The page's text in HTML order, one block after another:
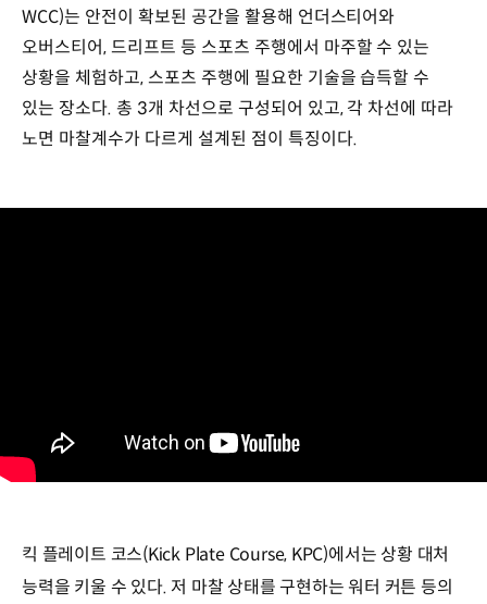
WCC)는 안전이 확보된 공간을 활용해 언더스티어와
오버스티어, 드리프트 등 스포츠 주행에서 마주할 수 있는
상황을 체험하고, 스포츠 주행에 필요한 기술을 습득할 수
있는 장소다. 총 3개 차선으로 구성되어 있고, 각 차선에 따라
노면 마찰계수가 다르게 설계된 점이 특징이다.
킥 플레이트 코스(Kick Plate Course, KPC)에서는 상황 대처
능력을 키울 수 있다. 저 마찰 상태를 구현하는 워터 커튼 등의